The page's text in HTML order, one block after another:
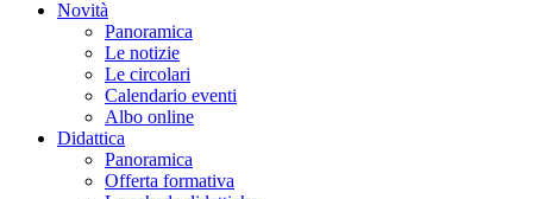
Novità
Panoramica
Le notizie
Le circolari
Calendario eventi
Albo online
Didattica
Panoramica
Offerta formativa